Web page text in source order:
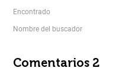
Encontrado
Nombre del buscador
Comentarios 2